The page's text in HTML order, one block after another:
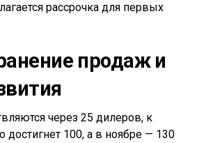
рассрочка для первых
продаж и
через 25 дилеров, к
достигнет 100, а в ноябре — 130